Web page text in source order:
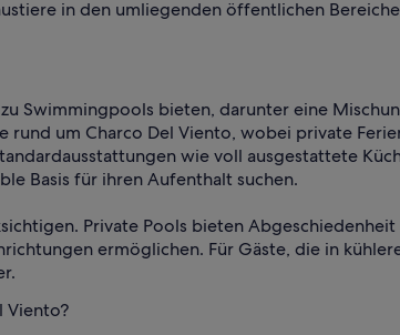
in den umliegenden öffentlichen
Swimmingpools bieten, darunter eine
um Charco Del Viento, wobei private
wie voll ausgestattete
Basis für ihren Aufenthalt suchen.
Private Pools bieten
ermöglichen. Für Gäste, die in
Viento?